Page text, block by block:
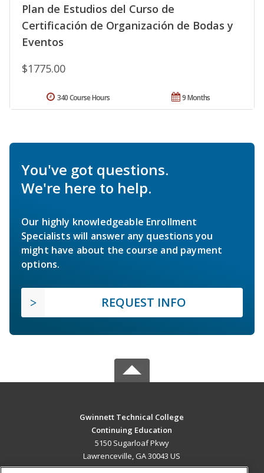
Plan de Estudios del Curso de
Certificación de Organización de Bodas y
Eventos
$1775.00
9 Months
340 Course Hours
You've got questions.
We're here to help.
Our highly knowledgeable Enrollment
Specialists will answer any questions you
might have about the course and payment
options.
REQUEST INFO
Gwinnett Technical College
Continuing Education
5150 Sugarloaf Pkwy
Lawrenceville, GA 30043 US